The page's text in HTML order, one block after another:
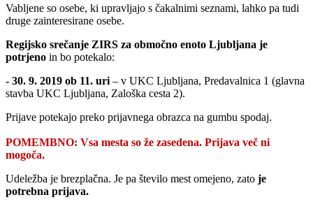
Vabljene so osebe, ki upravljajo s čakalnimi seznami, lahko pa tudi
druge zainteresirane osebe.
Regijsko srečanje ZIRS za območno enoto Ljubljana je
potrjeno in bo potekalo:
- 30. 9. 2019 ob 11. uri – v UKC Ljubljana, Predavalnica 1 (glavna
stavba UKC Ljubljana, Zaloška cesta 2).
Prijave potekajo preko prijavnega obrazca na gumbu spodaj.
POMEMBNO: Vsa mesta so že zasedena. Prijava več ni
mogoča.
Udeležba je brezplačna. Je pa število mest omejeno, zato je
potrebna prijava.